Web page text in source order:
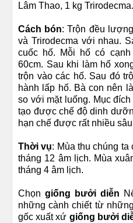
Lâm Thao, 1 kg Trirodecma.
Cách bón: Trộn đều
và Trirodecma với nhau.
cuốc hố. Mỗi hố có
60cm. Sau khi làm hố
trộn vào các hố. Sau đó
hành lấp hố. Bà con nên
so với mặt luống. Mục
tạo được chế độ dinh
hạn chế được rất nhiều
Thời vụ: Mùa thu chúng ta
tháng 12 âm lịch. Mùa
tháng 4 âm lịch.
Chọn giống bưởi diễn
những cành chiết từ
gốc xuất xứ giống bưởi